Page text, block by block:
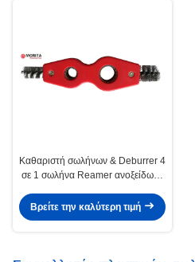
Καθαριστή σωλήνων & Deburrer 4
σε 1 σωλήνα Reamer ανοξείδωτο
και εσωτερικό τοίχωμα των 15mm
και 22mm σωλήνα
Βρείτε την καλύτερη τιμή